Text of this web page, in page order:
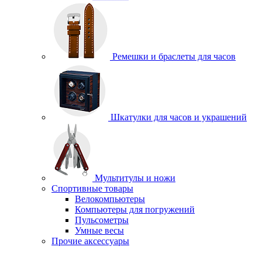
Ремешки и браслеты для часов
Шкатулки для часов и украшений
Мультитулы и ножи
Спортивные товары
Велокомпьютеры
Компьютеры для погружений
Пульсометры
Умные весы
Прочие аксессуары